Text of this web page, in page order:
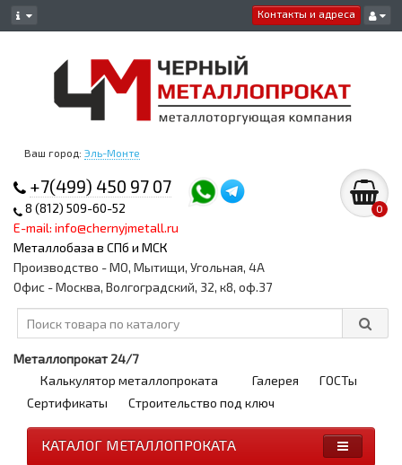
Контакты и адреса
Ваш город: Эль-Монте
+7(499) 450 97 07
8 (812) 509-60-52
E-mail: info@chernyjmetall.ru
Металлобаза в СПб и МСК
0
Производство - МО, Мытищи, Угольная, 4А
Офис - Москва, Волгоградский, 32, к8, оф.37
Металлопрокат 24/7
Калькулятор металлопроката
Галерея
ГОСТы
Сертификаты
Строительство под ключ
КАТАЛОГ МЕТАЛЛОПРОКАТА